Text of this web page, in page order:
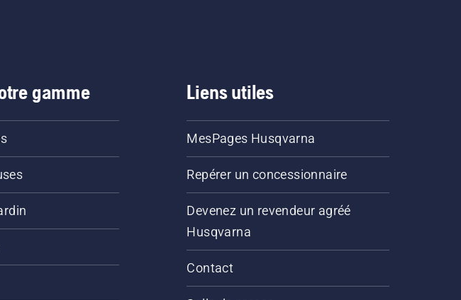
gamme Liens utiles
MesPages Husqvarna
Repérer un concessionnaire
Devenez un revendeur agréé
Husqvarna
Contact